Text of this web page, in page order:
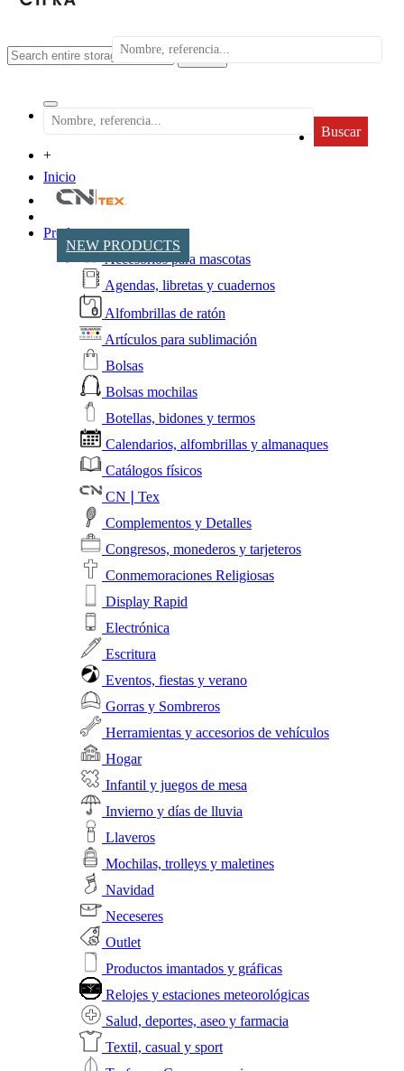
search
Buscar
+
Inicio
NEW PRODUCTS
Productos
Accesorios para mascotas
Agendas, libretas y cuadernos
Alfombrillas de ratón
Artículos para sublimación
Bolsas
Bolsas mochilas
Botellas, bidones y termos
Calendarios, alfombrillas y almanaques
Catálogos físicos
CN❘Tex
Complementos y Detalles
Congresos, monederos y tarjeteros
Conmemoraciones Religiosas
Display Rapid
Electrónica
Escritura
Eventos, fiestas y verano
Gorras y Sombreros
Herramientas y accesorios de vehículos
Hogar
Infantil y juegos de mesa
Invierno y días de lluvia
Llaveros
Mochilas, trolleys y maletines
Navidad
Neceseres
Outlet
Productos imantados y gráficas
Relojes y estaciones meteorológicas
Salud, deportes, aseo y farmacia
Textil, casual y sport